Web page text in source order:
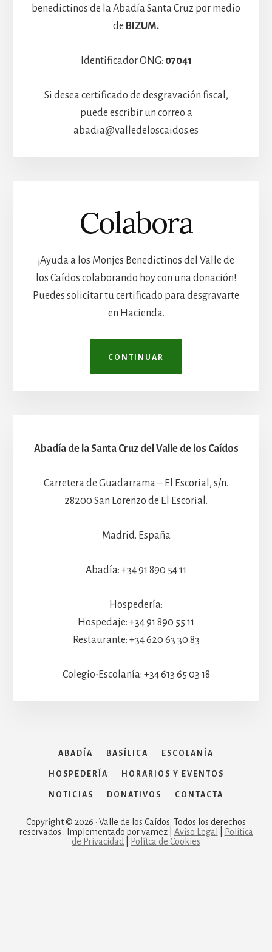
benedictinos de la Abadía Santa Cruz por medio
de BIZUM.
Identificador ONG: 07041
Si desea certificado de desgravación fiscal,
puede escribir un correo a
abadia@valledeloscaidos.es
Colabora
¡Ayuda a los Monjes Benedictinos del Valle de
los Caídos colaborando hoy con una donación!
Puedes solicitar tu certificado para desgravarte
en Hacienda.
CONTINUAR
Abadía de la Santa Cruz del Valle de los Caídos
Carretera de Guadarrama – El Escorial, s/n.
28200 San Lorenzo de El Escorial.
Madrid. España
Abadía: +34 91 890 54 11
Hospedería:
Hospedaje: +34 91 890 55 11
Restaurante: +34 620 63 30 83
Colegio-Escolanía: +34 613 65 03 18
ABADÍA BASÍLICA ESCOLANÍA
HOSPEDERÍA HORARIOS Y EVENTOS
NOTICIAS DONATIVOS CONTACTA
Copyright © 2026 · Valle de los Caídos. Todos los derechos
reservados . Implementado por vamez | Aviso Legal
Política
de Privacidad
Polítca de Cookies